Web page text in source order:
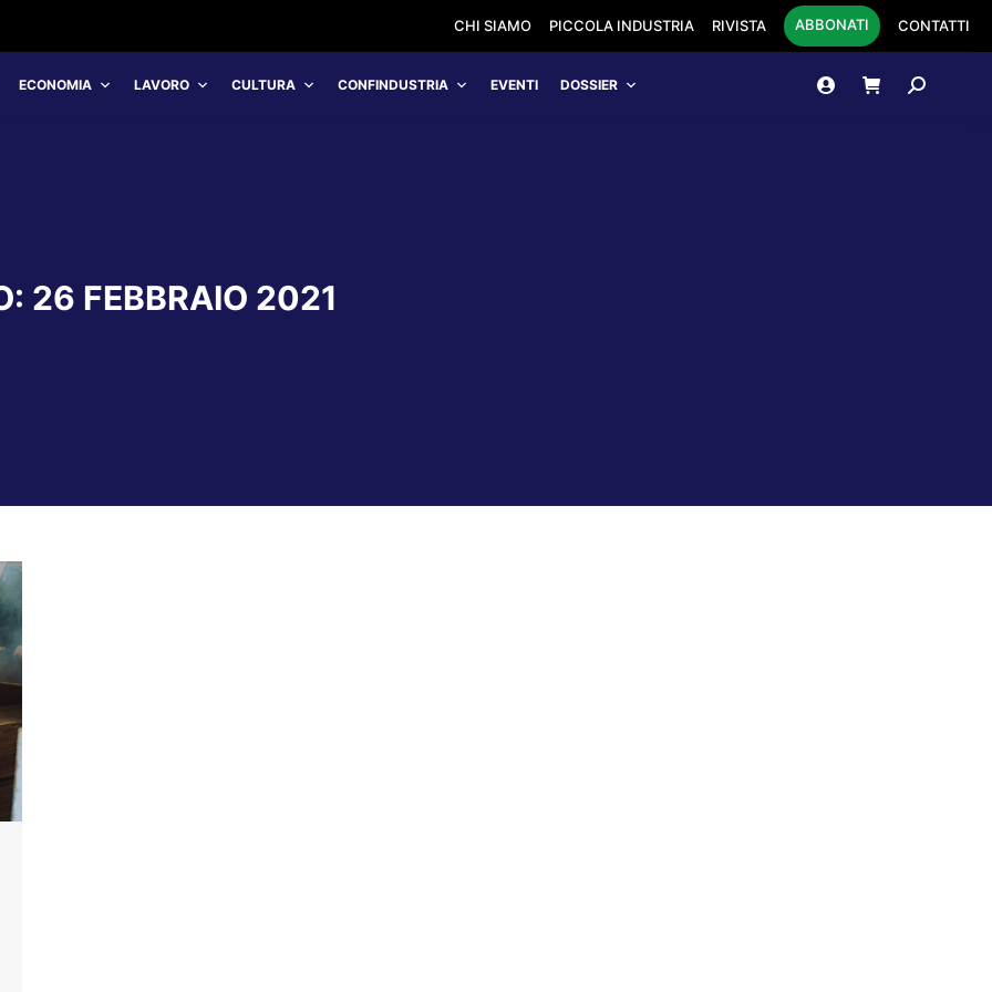
CHI SIAMO PICCOLA INDUSTRIA RIVISTA ABBONATI CONTATTI
ECONOMIA LAVORO CULTURA CONFINDUSTRIA EVENTI DOSSIER Cerca:
26 FEBBRAIO 2021